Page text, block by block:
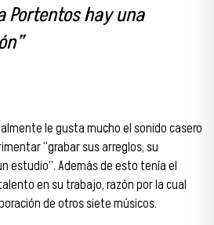
Portentos hay una
le gusta mucho el sonido casero
“grabar sus arreglos, su
estudio”. Además de esto tenía el
en su trabajo, razón por la cual
de otros siete músicos.